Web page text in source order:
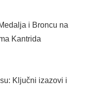
i Broncu na
Kantrida
Ključni izazovi i